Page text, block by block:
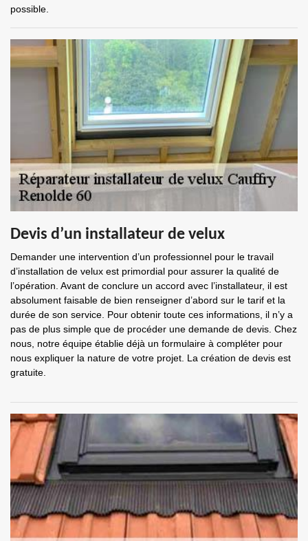
possible.
Devis d’un installateur de velux
Demander une intervention d’un professionnel pour le travail
d’installation de velux est primordial pour assurer la qualité de
l’opération. Avant de conclure un accord avec l’installateur, il est
absolument faisable de bien renseigner d’abord sur le tarif et la
durée de son service. Pour obtenir toute ces informations, il n’y a
pas de plus simple que de procéder une demande de devis. Chez
nous, notre équipe établie déjà un formulaire à compléter pour
nous expliquer la nature de votre projet. La création de devis est
gratuite.